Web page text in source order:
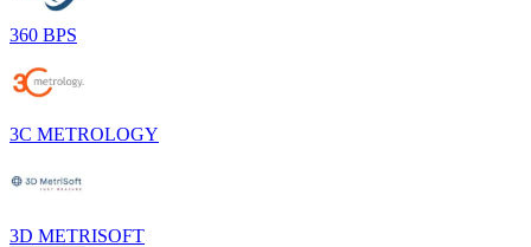
360 BPS
3C METROLOGY
3D METRISOFT